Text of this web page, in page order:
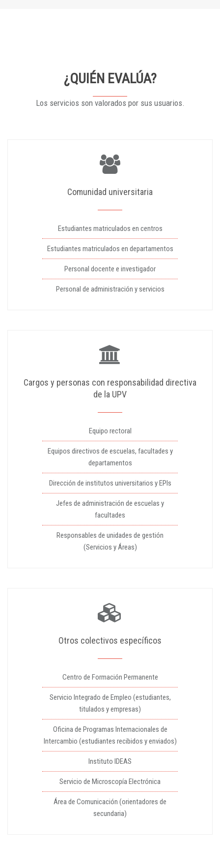
¿QUIÉN EVALÚA?
Los servicios son valorados por sus usuarios.
Comunidad universitaria
Estudiantes matriculados en centros
Estudiantes matriculados en departamentos
Personal docente e investigador
Personal de administración y servicios
Cargos y personas con responsabilidad directiva
de la UPV
Equipo rectoral
Equipos directivos de escuelas, facultades y
departamentos
Dirección de institutos universitarios y EPIs
Jefes de administración de escuelas y
facultades
Responsables de unidades de gestión
(Servicios y Áreas)
Otros colectivos específicos
Centro de Formación Permanente
Servicio Integrado de Empleo (estudiantes,
titulados y empresas)
Oficina de Programas Internacionales de
Intercambio (estudiantes recibidos y enviados)
Instituto IDEAS
Servicio de Microscopía Electrónica
Área de Comunicación (orientadores de
secundaria)